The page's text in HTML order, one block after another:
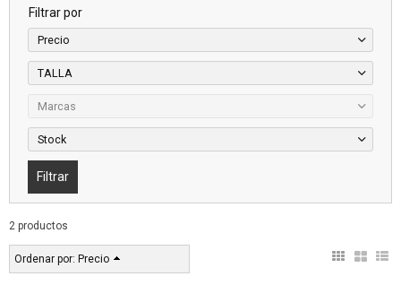
Filtrar por
Precio
TALLA
Marcas
Stock
2 productos
Ordenar por: Precio